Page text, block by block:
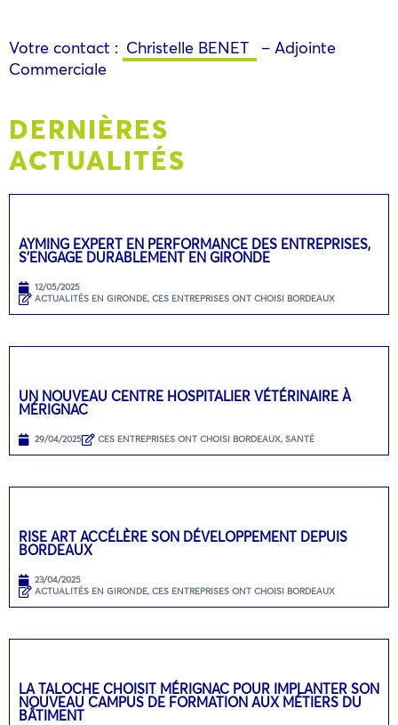
Votre contact : Christelle BENET
– Adjointe
Commerciale
DERNIÈRES
ACTUALITÉS
AYMING EXPERT EN PERFORMANCE DES ENTREPRISES,
S’ENGAGE DURABLEMENT EN GIRONDE
12/05/2025
ACTUALITÉS EN GIRONDE, CES ENTREPRISES ONT CHOISI BORDEAUX
UN NOUVEAU CENTRE HOSPITALIER VÉTÉRINAIRE À
MÉRIGNAC
29/04/2025 CES ENTREPRISES ONT CHOISI BORDEAUX, SANTÉ
RISE ART ACCÉLÈRE SON DÉVELOPPEMENT DEPUIS
BORDEAUX
23/04/2025
ACTUALITÉS EN GIRONDE, CES ENTREPRISES ONT CHOISI BORDEAUX
LA TALOCHE CHOISIT MÉRIGNAC POUR IMPLANTER SON
NOUVEAU CAMPUS DE FORMATION AUX MÉTIERS DU
BÂTIMENT